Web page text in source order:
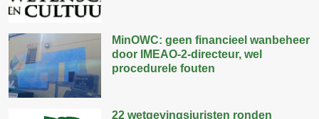
MinOWC: geen financieel wanbeheer
door IMEAO-2-directeur, wel
procedurele fouten
22 wetgevingsjuristen ronden